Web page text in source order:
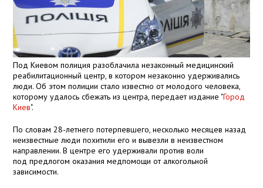
Под Киевом полиция разоблачила незаконный медицинский
реабилитационный центр, в котором незаконно удерживались
люди. Об этом полиции стало известно от молодого человека,
которому удалось сбежать из центра, передает издание "Город
Киев".
По словам 28-летнего потерпевшего, несколько месяцев назад
неизвестные люди похитили его и вывезли в неизвестном
направлении. В центре его удерживали против воли
под предлогом оказания медпомощи от алкогольной
зависимости.